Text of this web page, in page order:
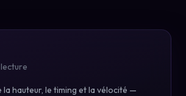
la hauteur, le timing et la vélocité —